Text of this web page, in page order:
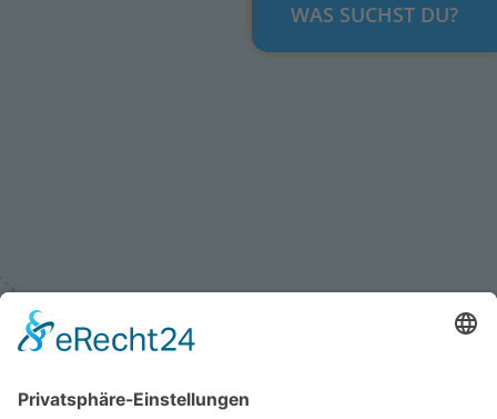
WAS SUCHST DU?